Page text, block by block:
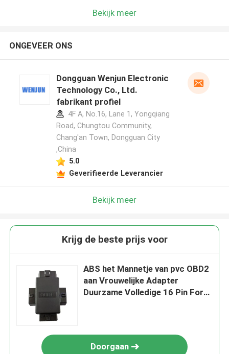
Bekijk meer
ONGEVEER ONS
Dongguan Wenjun Electronic
Technology Co., Ltd.
fabrikant profiel
4F A, No.16, Lane 1, Yongqiang
Road, Chungtou Community,
Chang'an Town, Dongguan City
,China
5.0
Geverifieerde Leverancier
Bekijk meer
Krijg de beste prijs voor
ABS het Mannetje van pvc OBD2
aan Vrouwelijke Adapter
Duurzame Volledige 16 Pin For
Doorgaan